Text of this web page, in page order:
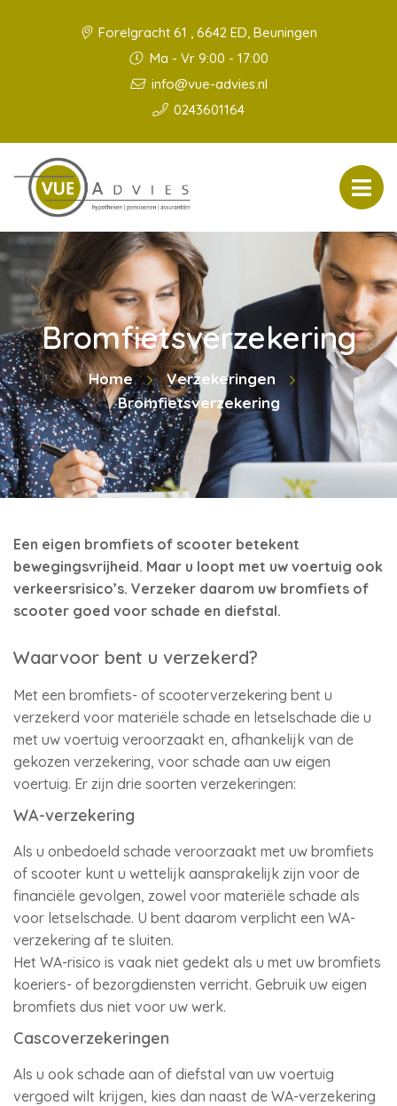
Forelgracht 61 , 6642 ED, Beuningen
Ma - Vr 9:00 - 17:00
info@vue-advies.nl
0243601164
Bromfietsverzekering
Home
Verzekeringen
Bromfietsverzekering
Een eigen bromfiets of scooter betekent
bewegingsvrijheid. Maar u loopt met uw voertuig ook
verkeersrisico’s. Verzeker daarom uw bromfiets of
scooter goed voor schade en diefstal.
Waarvoor bent u verzekerd?
Met een bromfiets- of scooterverzekering bent u
verzekerd voor materiële schade en letselschade die u
met uw voertuig veroorzaakt en, afhankelijk van de
gekozen verzekering, voor schade aan uw eigen
voertuig. Er zijn drie soorten verzekeringen:
WA-verzekering
Als u onbedoeld schade veroorzaakt met uw bromfiets
of scooter kunt u wettelijk aansprakelijk zijn voor de
financiële gevolgen, zowel voor materiële schade als
voor letselschade. U bent daarom verplicht een WA-
verzekering af te sluiten.
Het WA-risico is vaak niet gedekt als u met uw bromfiets
koeriers- of bezorgdiensten verricht. Gebruik uw eigen
bromfiets dus niet voor uw werk.
Cascoverzekeringen
Als u ook schade aan of diefstal van uw voertuig
vergoed wilt krijgen, kies dan naast de WA-verzekering